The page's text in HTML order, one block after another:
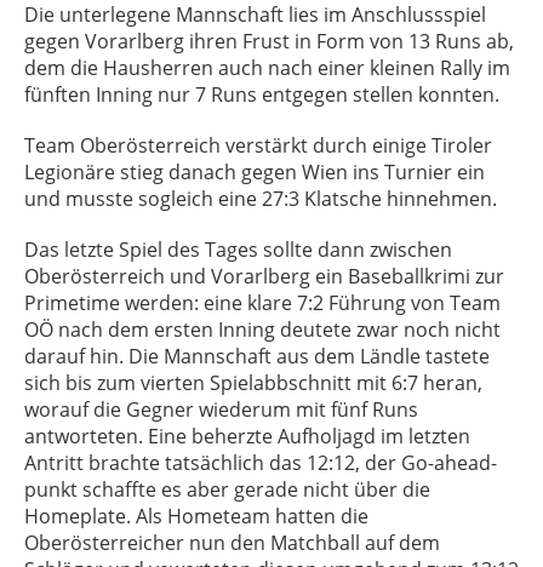
Die unterlegene Mannschaft lies im Anschlussspiel
gegen Vorarlberg ihren Frust in Form von 13 Runs ab,
dem die Hausherren auch nach einer kleinen Rally im
fünften Inning nur 7 Runs entgegen stellen konnten.
Team Oberösterreich verstärkt durch einige Tiroler
Legionäre stieg danach gegen Wien ins Turnier ein
und musste sogleich eine 27:3 Klatsche hinnehmen.
Das letzte Spiel des Tages sollte dann zwischen
Oberösterreich und Vorarlberg ein Baseballkrimi zur
Primetime werden: eine klare 7:2 Führung von Team
OÖ nach dem ersten Inning deutete zwar noch nicht
darauf hin. Die Mannschaft aus dem Ländle tastete
sich bis zum vierten Spielabbschnitt mit 6:7 heran,
worauf die Gegner wiederum mit fünf Runs
antworteten. Eine beherzte Aufholjagd im letzten
Antritt brachte tatsächlich das 12:12, der Go-ahead-
punkt schaffte es aber gerade nicht über die
Homeplate. Als Hometeam hatten die
Oberösterreicher nun den Matchball auf dem